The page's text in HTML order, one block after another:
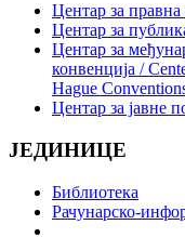
Центар за
Центар за
Центар за
конвенција /
Hague
Центар за јавне
ЈЕДИНИЦЕ
Библиотека
Рачунарско-